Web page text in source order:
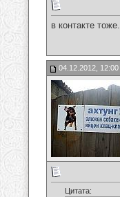
в контакте тоже.
04.12.2012, 12:00
Цитата: